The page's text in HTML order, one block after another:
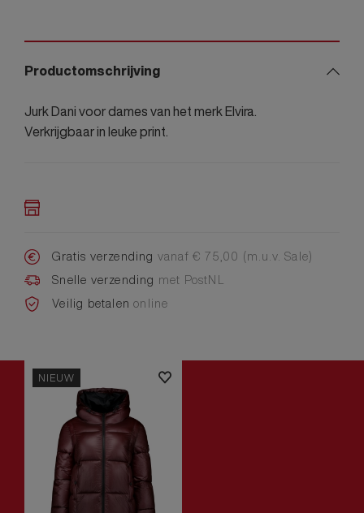
Productomschrijving
Jurk Dani voor dames van het merk Elvira.
Verkrijgbaar in leuke print.
Gratis verzending vanaf € 75,00 (m.u.v. Sale)
Snelle verzending met PostNL
Veilig betalenonline
NIEUW